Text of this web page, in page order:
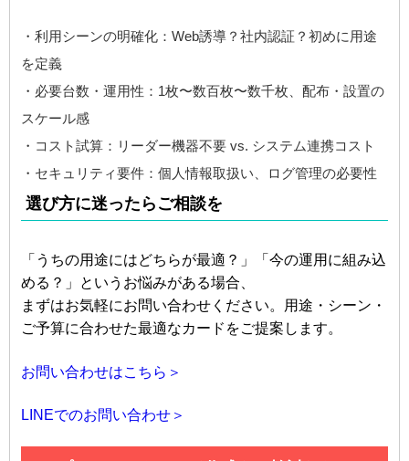
・利用シーンの明確化：Web誘導？社内認証？初めに用途
を定義
・必要台数・運用性：1枚〜数百枚〜数千枚、配布・設置の
スケール感
・コスト試算：リーダー機器不要 vs. システム連携コスト
・セキュリティ要件：個人情報取扱い、ログ管理の必要性
選び方に迷ったらご相談を
「うちの用途にはどちらが最適？」「今の運用に組み込
める？」というお悩みがある場合、
まずはお気軽にお問い合わせください。用途・シーン・
ご予算に合わせた最適なカードをご提案します。
お問い合わせはこちら＞
LINEでのお問い合わせ＞